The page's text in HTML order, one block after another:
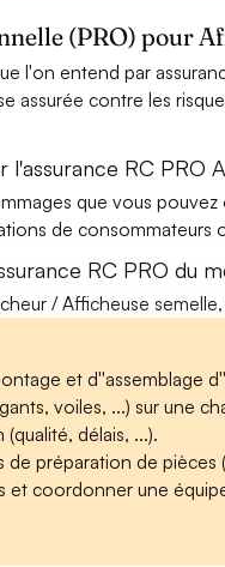
(PRO) pour
l'on entend par
assurée contre les
RC PRO
que vous
de consommateurs
RC PRO du
/ Afficheuse
et d''assemblage
voiles, ...) sur une
délais, ...).
de préparation de
et coordonner une